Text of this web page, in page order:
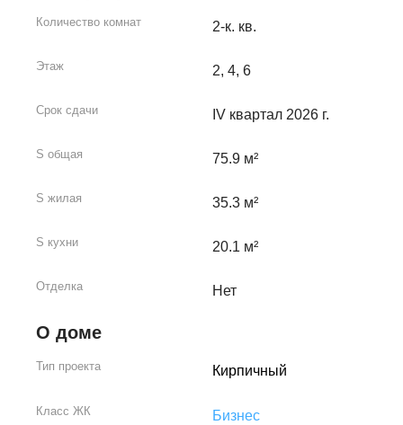
Количество комнат 2-к. кв.
Этаж 2, 4, 6
Срок сдачи IV квартал 2026 г.
S общая 75.9 м²
S жилая 35.3 м²
S кухни 20.1 м²
Отделка Нет
О доме
Тип проекта Кирпичный
Класс ЖК Бизнес